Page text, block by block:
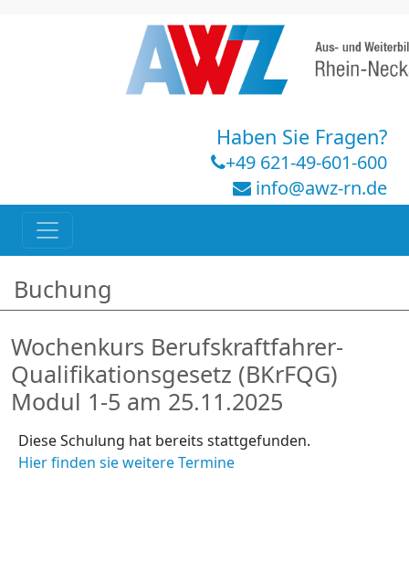
Haben Sie Fragen?
+49 621-49-601-600
info@awz-rn.de
Buchung
Wochenkurs Berufskraftfahrer-
Qualifikationsgesetz (BKrFQG)
Modul 1-5 am 25.11.2025
Diese Schulung hat bereits stattgefunden.
Hier finden sie weitere Termine